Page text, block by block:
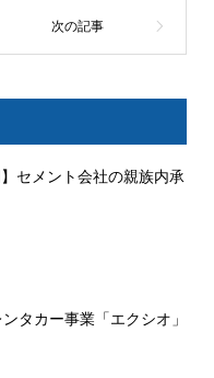
】セメント会社の親族内承
ンタカー事業「エクシオ」